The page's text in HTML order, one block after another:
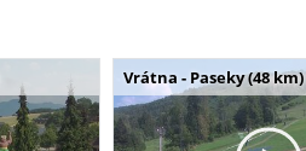
Vrátna - Paseky (48 km)